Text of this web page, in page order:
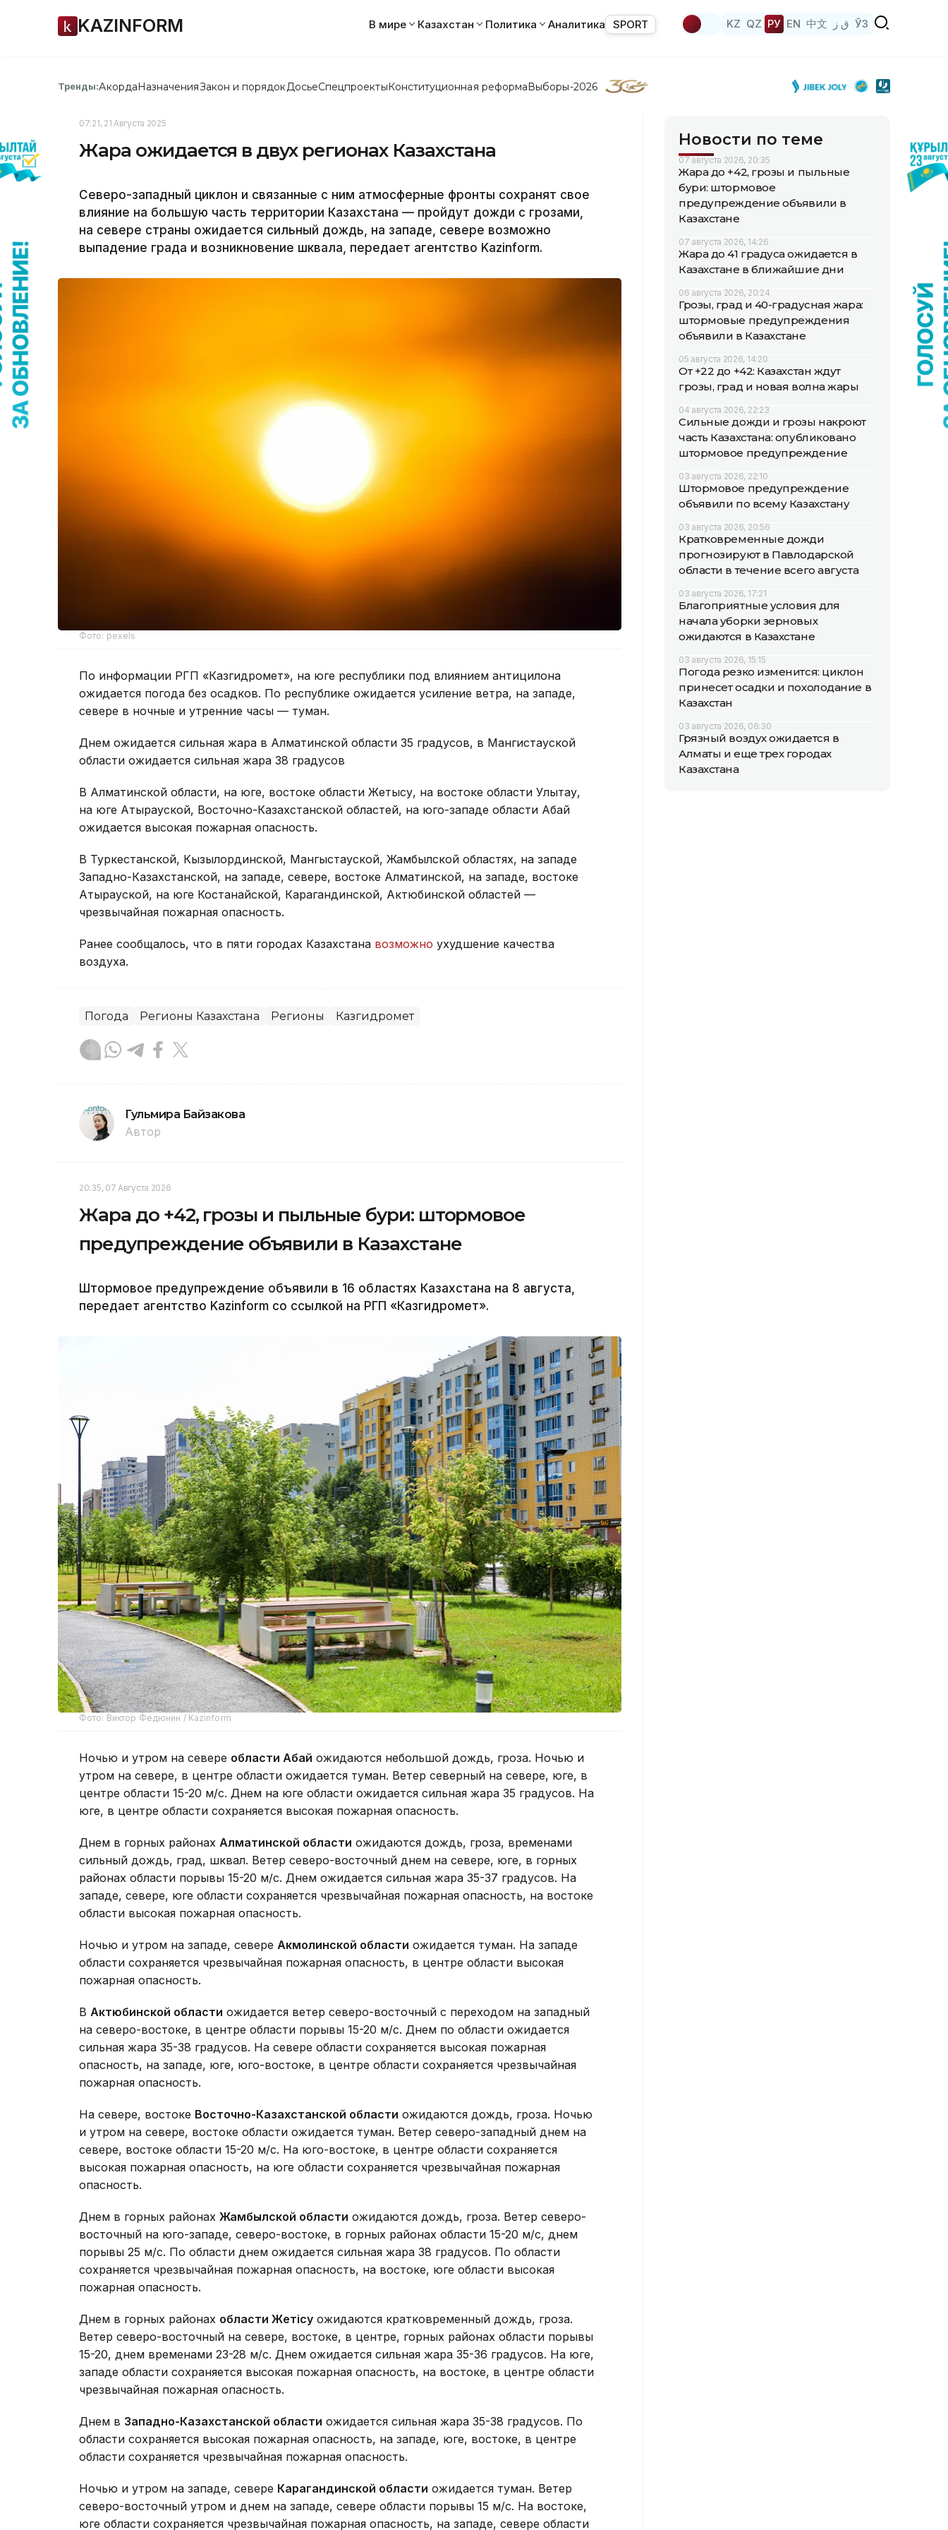
KAZINFORM В мире Казахстан Политика Аналитика SPORT KZ QZ РУ EN 中文 ق ز ЎЗ
Тренды:АкордаНазначенияЗакон и порядок ДосьеСпецпроектыКонституционная реформаВыборы-2026
07:21, 21 Августа 2025
Жара ожидается в двух регионах Казахстана
Северо-западный циклон и связанные с ним атмосферные фронты сохранят свое
влияние на большую часть территории Казахстана — пройдут дожди с грозами,
на севере страны ожидается сильный дождь, на западе, севере возможно
выпадение града и возникновение шквала, передает агентство Kazinform.
Фото: pexels
По информации РГП «Казгидромет», на юге республики под влиянием антицилона
ожидается погода без осадков. По республике ожидается усиление ветра, на западе,
севере в ночные и утренние часы — туман.
Днем ожидается сильная жара в Алматинской области 35 градусов, в Мангистауской
области ожидается сильная жара 38 градусов
В Алматинской области, на юге, востоке области Жетысу, на востоке области Улытау,
на юге Атырауской, Восточно-Казахстанской областей, на юго-западе области Абай
ожидается высокая пожарная опасность.
В Туркестанской, Кызылординской, Мангыстауской, Жамбылской областях, на западе
Западно-Казахстанской, на западе, севере, востоке Алматинской, на западе, востоке
Атырауской, на юге Костанайской, Карагандинской, Актюбинской областей —
чрезвычайная пожарная опасность.
Ранее сообщалось, что в пяти городах Казахстана возможно ухудшение качества
воздуха.
Погода Регионы Казахстана Регионы Казгидромет
Гульмира Байзакова
Автор
20:35, 07 Августа 2026
Жара до +42, грозы и пыльные бури: штормовое
предупреждение объявили в Казахстане
Штормовое предупреждение объявили в 16 областях Казахстана на 8 августа,
передает агентство Kazinform со ссылкой на РГП «Казгидромет».
Фото: Виктор Федюнин / Kazinform
Ночью и утром на севере области Абай ожидаются небольшой дождь, гроза. Ночью и
утром на севере, в центре области ожидается туман. Ветер северный на севере, юге, в
центре области 15-20 м/с. Днем на юге области ожидается сильная жара 35 градусов. На
юге, в центре области сохраняется высокая пожарная опасность.
Днем в горных районах Алматинской области ожидаются дождь, гроза, временами
сильный дождь, град, шквал. Ветер северо-восточный днем на севере, юге, в горных
районах области порывы 15-20 м/с. Днем ожидается сильная жара 35-37 градусов. На
западе, севере, юге области сохраняется чрезвычайная пожарная опасность, на востоке
области высокая пожарная опасность.
Ночью и утром на западе, севере Акмолинской области ожидается туман. На западе
области сохраняется чрезвычайная пожарная опасность, в центре области высокая
пожарная опасность.
В Актюбинской области ожидается ветер северо-восточный с переходом на западный
на северо-востоке, в центре области порывы 15-20 м/с. Днем по области ожидается
сильная жара 35-38 градусов. На севере области сохраняется высокая пожарная
опасность, на западе, юге, юго-востоке, в центре области сохраняется чрезвычайная
пожарная опасность.
На севере, востоке Восточно-Казахстанской области ожидаются дождь, гроза. Ночью
и утром на севере, востоке области ожидается туман. Ветер северо-западный днем на
севере, востоке области 15-20 м/с. На юго-востоке, в центре области сохраняется
высокая пожарная опасность, на юге области сохраняется чрезвычайная пожарная
опасность.
Днем в горных районах Жамбылской области ожидаются дождь, гроза. Ветер северо-
восточный на юго-западе, северо-востоке, в горных районах области 15-20 м/с, днем
порывы 25 м/с. По области днем ожидается сильная жара 38 градусов. По области
сохраняется чрезвычайная пожарная опасность, на востоке, юге области высокая
пожарная опасность.
Днем в горных районах области Жетісу ожидаются кратковременный дождь, гроза.
Ветер северо-восточный на севере, востоке, в центре, горных районах области порывы
15-20, днем временами 23-28 м/с. Днем ожидается сильная жара 35-36 градусов. На юге,
западе области сохраняется высокая пожарная опасность, на востоке, в центре области
чрезвычайная пожарная опасность.
Днем в Западно-Казахстанской области ожидается сильная жара 35-38 градусов. По
области сохраняется высокая пожарная опасность, на западе, юге, востоке, в центре
области сохраняется чрезвычайная пожарная опасность.
Ночью и утром на западе, севере Карагандинской области ожидается туман. Ветер
северо-восточный утром и днем на западе, севере области порывы 15 м/с. На востоке,
юге области сохраняется чрезвычайная пожарная опасность, на западе, севере области
Новости по теме
07 августа 2026, 20:35
Жара до +42, грозы и пыльные
бури: штормовое
предупреждение объявили в
Казахстане
07 августа 2026, 14:26
Жара до 41 градуса ожидается в
Казахстане в ближайшие дни
06 августа 2026, 20:24
Грозы, град и 40-градусная жара:
штормовые предупреждения
объявили в Казахстане
05 августа 2026, 14:20
От +22 до +42: Казахстан ждут
грозы, град и новая волна жары
04 августа 2026, 22:23
Сильные дожди и грозы накроют
часть Казахстана: опубликовано
штормовое предупреждение
03 августа 2026, 22:10
Штормовое предупреждение
объявили по всему Казахстану
03 августа 2026, 20:56
Кратковременные дожди
прогнозируют в Павлодарской
области в течение всего августа
03 августа 2026, 17:21
Благоприятные условия для
начала уборки зерновых
ожидаются в Казахстане
03 августа 2026, 15:15
Погода резко изменится: циклон
принесет осадки и похолодание в
Казахстан
03 августа 2026, 06:30
Грязный воздух ожидается в
Алматы и еще трех городах
Казахстана